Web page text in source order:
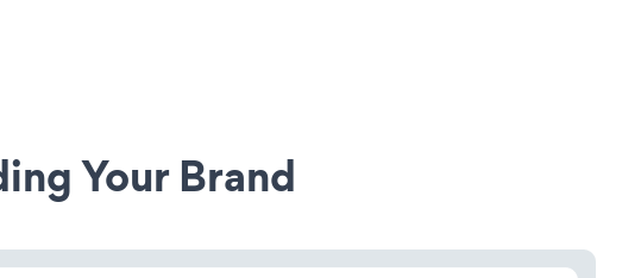
Your Brand